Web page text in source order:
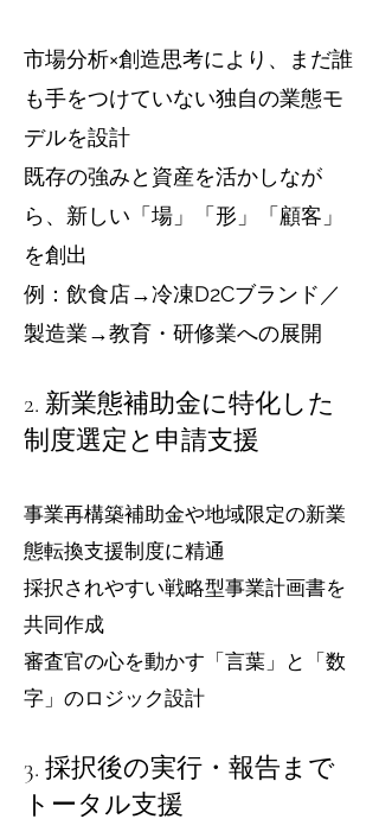
市場分析×創造思考により、まだ誰
も手をつけていない独自の業態モ
デルを設計
既存の強みと資産を活かしなが
ら、新しい「場」「形」「顧客」
を創出
例：飲食店→冷凍D2Cブランド／
製造業→教育・研修業への展開
2. 新業態補助金に特化した
制度選定と申請支援
事業再構築補助金や地域限定の新業
態転換支援制度に精通
採択されやすい戦略型事業計画書を
共同作成
審査官の心を動かす「言葉」と「数
字」のロジック設計
3. 採択後の実行・報告まで
トータル支援